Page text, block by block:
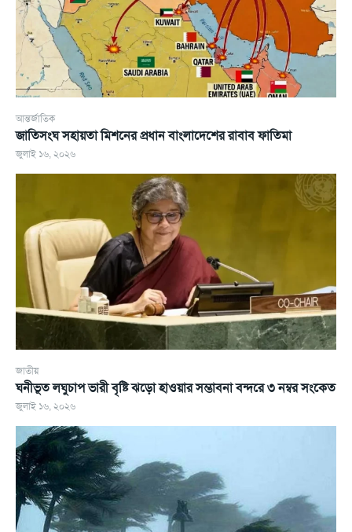
আন্তর্জাতিক
জাতিসংঘ সহায়তা মিশনের প্রধান বাংলাদেশের রাবাব ফাতিমা
জুলাই ১৬, ২০২৬
জাতীয়
ঘনীভূত লঘুচাপ ভারী বৃষ্টি ঝড়ো হাওয়ার সম্ভাবনা বন্দরে ৩ নম্বর সংকেত
জুলাই ১৬, ২০২৬